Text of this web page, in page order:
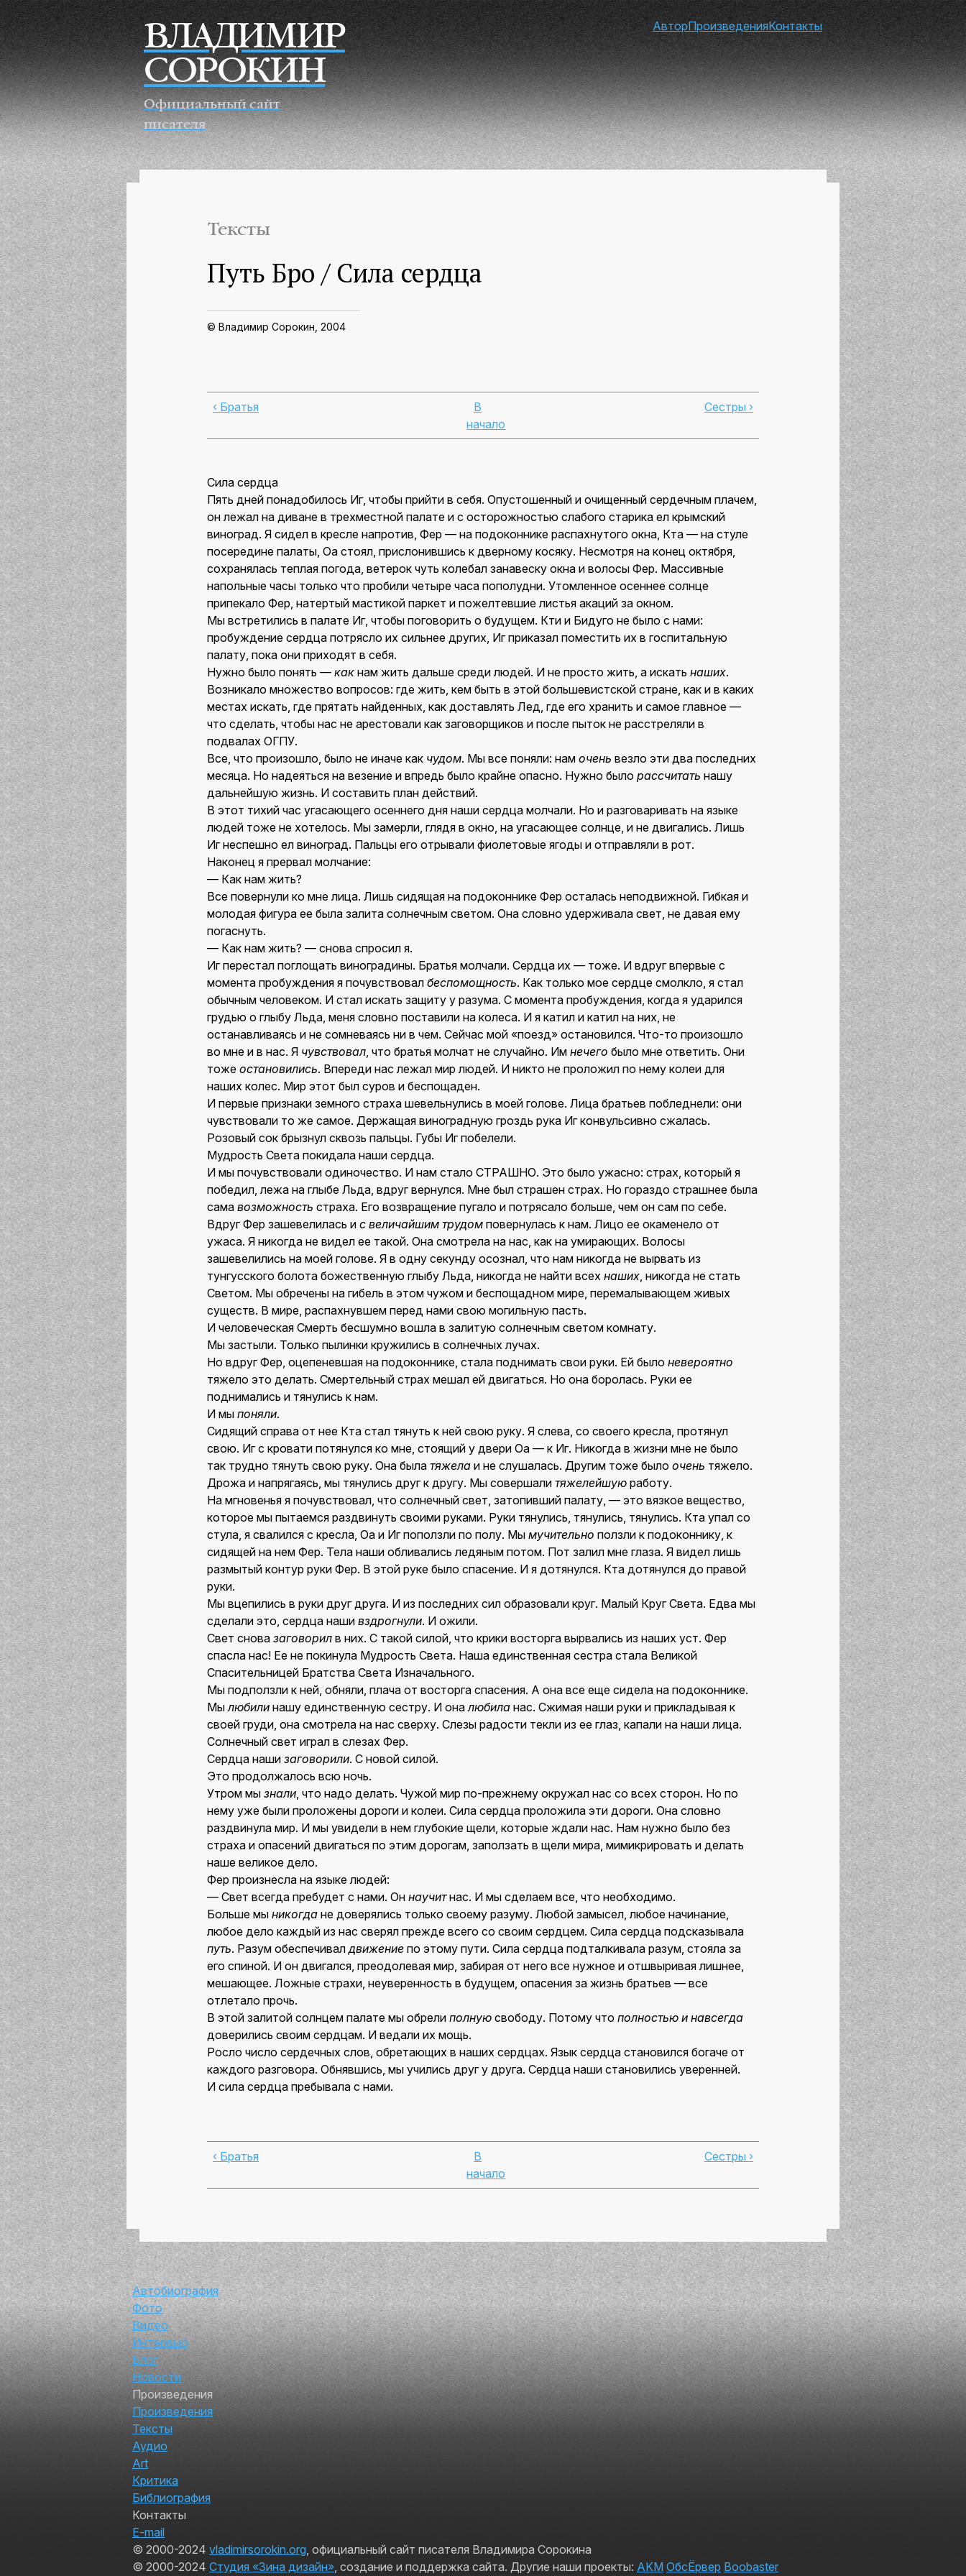
Перейти к основному содержанию
ВЛАДИМИР
СОРОКИН
Официальный сайт
писателя
АвторПроизведенияКонтакты
Тексты
Путь Бро / Сила сердца
© Владимир Сорокин, 2004
‹ Братья
В
начало
Сестры ›
Сила сердца
Пять дней понадобилось Иг, чтобы прийти в себя. Опустошенный и очищенный сердечным плачем,
он лежал на диване в трехместной палате и с осторожностью слабого старика ел крымский
виноград. Я сидел в кресле напротив, Фер — на подоконнике распахнутого окна, Кта — на стуле
посередине палаты, Оа стоял, прислонившись к дверному косяку. Несмотря на конец октября,
сохранялась теплая погода, ветерок чуть колебал занавеску окна и волосы Фер. Массивные
напольные часы только что пробили четыре часа пополудни. Утомленное осеннее солнце
припекало Фер, натертый мастикой паркет и пожелтевшие листья акаций за окном.
Мы встретились в палате Иг, чтобы поговорить о будущем. Кти и Бидуго не было с нами:
пробуждение сердца потрясло их сильнее других, Иг приказал поместить их в госпитальную
палату, пока они приходят в себя.
Нужно было понять — как нам жить дальше среди людей. И не просто жить, а искать наших.
Возникало множество вопросов: где жить, кем быть в этой большевистской стране, как и в каких
местах искать, где прятать найденных, как доставлять Лед, где его хранить и самое главное —
что сделать, чтобы нас не арестовали как заговорщиков и после пыток не расстреляли в
подвалах ОГПУ.
Все, что произошло, было не иначе как чудом. Мы все поняли: нам очень везло эти два последних
месяца. Но надеяться на везение и впредь было крайне опасно. Нужно было рассчитать нашу
дальнейшую жизнь. И составить план действий.
В этот тихий час угасающего осеннего дня наши сердца молчали. Но и разговаривать на языке
людей тоже не хотелось. Мы замерли, глядя в окно, на угасающее солнце, и не двигались. Лишь
Иг неспешно ел виноград. Пальцы его отрывали фиолетовые ягоды и отправляли в рот.
Наконец я прервал молчание:
— Как нам жить?
Все повернули ко мне лица. Лишь сидящая на подоконнике Фер осталась неподвижной. Гибкая и
молодая фигура ее была залита солнечным светом. Она словно удерживала свет, не давая ему
погаснуть.
— Как нам жить? — снова спросил я.
Иг перестал поглощать виноградины. Братья молчали. Сердца их — тоже. И вдруг впервые с
момента пробуждения я почувствовал беспомощность. Как только мое сердце смолкло, я стал
обычным человеком. И стал искать защиту у разума. С момента пробуждения, когда я ударился
грудью о глыбу Льда, меня словно поставили на колеса. И я катил и катил на них, не
останавливаясь и не сомневаясь ни в чем. Сейчас мой «поезд» остановился. Что-то произошло
во мне и в нас. Я чувствовал, что братья молчат не случайно. Им нечего было мне ответить. Они
тоже остановились. Впереди нас лежал мир людей. И никто не проложил по нему колеи для
наших колес. Мир этот был суров и беспощаден.
И первые признаки земного страха шевельнулись в моей голове. Лица братьев побледнели: они
чувствовали то же самое. Держащая виноградную гроздь рука Иг конвульсивно сжалась.
Розовый сок брызнул сквозь пальцы. Губы Иг побелели.
Мудрость Света покидала наши сердца.
И мы почувствовали одиночество. И нам стало СТРАШНО. Это было ужасно: страх, который я
победил, лежа на глыбе Льда, вдруг вернулся. Мне был страшен страх. Но гораздо страшнее была
сама возможность страха. Его возвращение пугало и потрясало больше, чем он сам по себе.
Вдруг Фер зашевелилась и с величайшим трудом повернулась к нам. Лицо ее окаменело от
ужаса. Я никогда не видел ее такой. Она смотрела на нас, как на умирающих. Волосы
зашевелились на моей голове. Я в одну секунду осознал, что нам никогда не вырвать из
тунгусского болота божественную глыбу Льда, никогда не найти всех наших, никогда не стать
Светом. Мы обречены на гибель в этом чужом и беспощадном мире, перемалывающем живых
существ. В мире, распахнувшем перед нами свою могильную пасть.
И человеческая Смерть бесшумно вошла в залитую солнечным светом комнату.
Мы застыли. Только пылинки кружились в солнечных лучах.
Но вдруг Фер, оцепеневшая на подоконнике, стала поднимать свои руки. Ей было невероятно
тяжело это делать. Смертельный страх мешал ей двигаться. Но она боролась. Руки ее
поднимались и тянулись к нам.
И мы поняли.
Сидящий справа от нее Кта стал тянуть к ней свою руку. Я слева, со своего кресла, протянул
свою. Иг с кровати потянулся ко мне, стоящий у двери Оа — к Иг. Никогда в жизни мне не было
так трудно тянуть свою руку. Она была тяжела и не слушалась. Другим тоже было очень тяжело.
Дрожа и напрягаясь, мы тянулись друг к другу. Мы совершали тяжелейшую работу.
На мгновенья я почувствовал, что солнечный свет, затопивший палату, — это вязкое вещество,
которое мы пытаемся раздвинуть своими руками. Руки тянулись, тянулись, тянулись. Кта упал со
стула, я свалился с кресла, Оа и Иг поползли по полу. Мы мучительно ползли к подоконнику, к
сидящей на нем Фер. Тела наши обливались ледяным потом. Пот залил мне глаза. Я видел лишь
размытый контур руки Фер. В этой руке было спасение. И я дотянулся. Кта дотянулся до правой
руки.
Мы вцепились в руки друг друга. И из последних сил образовали круг. Малый Круг Света. Едва мы
сделали это, сердца наши вздрогнули. И ожили.
Свет снова заговорил в них. С такой силой, что крики восторга вырвались из наших уст. Фер
спасла нас! Ее не покинула Мудрость Света. Наша единственная сестра стала Великой
Спасительницей Братства Света Изначального.
Мы подползли к ней, обняли, плача от восторга спасения. А она все еще сидела на подоконнике.
Мылюбили нашу единственную сестру. И оналюбила нас. Сжимая наши руки и прикладывая к
своей груди, она смотрела на нас сверху. Слезы радости текли из ее глаз, капали на наши лица.
Солнечный свет играл в слезах Фер.
Сердца наши заговорили. С новой силой.
Это продолжалось всю ночь.
Утром мы знали, что надо делать. Чужой мир по-прежнему окружал нас со всех сторон. Но по
нему уже были проложены дороги и колеи. Сила сердца проложила эти дороги. Она словно
раздвинула мир. И мы увидели в нем глубокие щели, которые ждали нас. Нам нужно было без
страха и опасений двигаться по этим дорогам, заползать в щели мира, мимикрировать и делать
наше великое дело.
Фер произнесла на языке людей:
— Свет всегда пребудет с нами. Он научитнас. И мы сделаем все, что необходимо.
Больше мы никогда не доверялись только своему разуму. Любой замысел, любое начинание,
любое дело каждый из нас сверял прежде всего со своим сердцем. Сила сердца подсказывала
путь. Разум обеспечивалдвижение по этому пути. Сила сердца подталкивала разум, стояла за
его спиной. И он двигался, преодолевая мир, забирая от него все нужное и отшвыривая лишнее,
мешающее. Ложные страхи, неуверенность в будущем, опасения за жизнь братьев — все
отлетало прочь.
В этой залитой солнцем палате мы обрели полную свободу. Потому что полностью и навсегда
доверились своим сердцам. И ведали их мощь.
Росло число сердечных слов, обретающих в наших сердцах. Язык сердца становился богаче от
каждого разговора. Обнявшись, мы учились друг у друга. Сердца наши становились уверенней.
И сила сердца пребывала с нами.
‹ Братья
В
начало
Сестры ›
Автор
Автобиография
Фото
Видео
Интервью
Блог
Новости
Произведения
Произведения
Тексты
Аудио
Art
Критика
Библиография
Контакты
E-mail
© 2000-2024 vladimirsorokin.org, официальный сайт писателя Владимира Сорокина
© 2000-2024 Студия «Зина дизайн», создание и поддержка сайта. Другие наши проекты: AKM ОбсЁрвер Boobaster